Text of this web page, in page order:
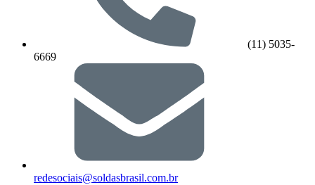
(11) 5035-
6669
redesociais@soldasbrasil.com.br